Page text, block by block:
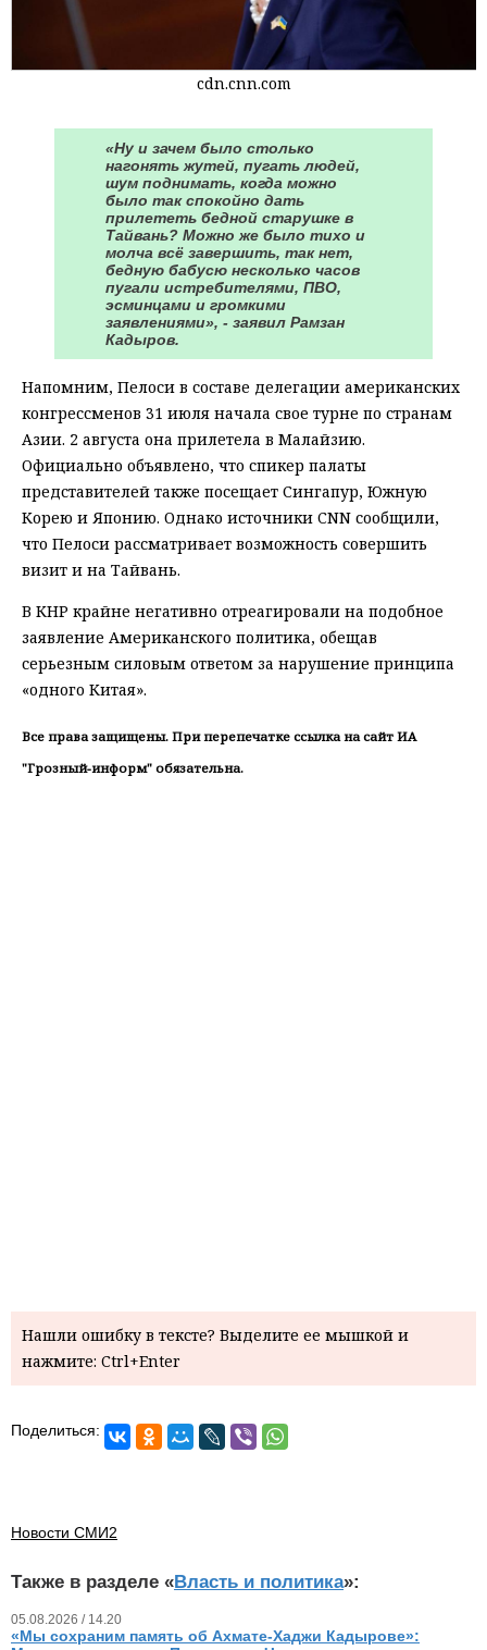
cdn.cnn.com
«Ну и зачем было столько
нагонять жутей, пугать людей,
шум поднимать, когда можно
было так спокойно дать
прилететь бедной старушке в
Тайвань? Можно же было тихо и
молча всё завершить, так нет,
бедную бабусю несколько часов
пугали истребителями, ПВО,
эсминцами и громкими
заявлениями», - заявил Рамзан
Кадыров.
Напомним, Пелоси в составе делегации американских
конгрессменов 31 июля начала свое турне по странам
Азии. 2 августа она прилетела в Малайзию.
Официально объявлено, что спикер палаты
представителей также посещает Сингапур, Южную
Корею и Японию. Однако источники CNN сообщили,
что Пелоси рассматривает возможность совершить
визит и на Тайвань.
В КНР крайне негативно отреагировали на подобное
заявление Американского политика, обещав
серьезным силовым ответом за нарушение принципа
«одного Китая».
Все права защищены. При перепечатке ссылка на сайт ИА
"Грозный-информ" обязательна.
Нашли ошибку в тексте? Выделите ее мышкой и
нажмите: Ctrl+Enter
Поделиться:
Новости СМИ2
Также в разделе «Власть и политика»:
05.08.2026 / 14.20
«Мы сохраним память об Ахмате-Хаджи Кадырове»: